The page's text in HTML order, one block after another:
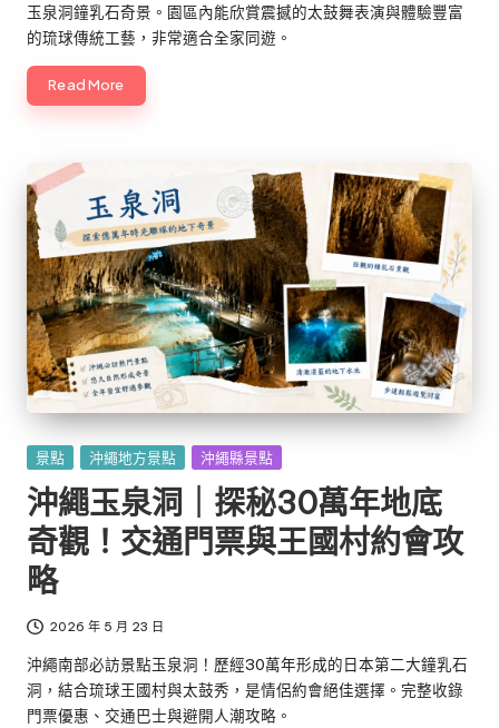
玉泉洞鐘乳石奇景。園區內能欣賞震撼的太鼓舞表演與體驗豐富
的琉球傳統工藝，非常適合全家同遊。
Read More
Posted
景點 沖繩地方景點 沖繩縣景點
沖繩玉泉洞｜探秘30萬年地底
奇觀！交通門票與王國村約會攻
略
2026 年 5 月 23 日
沖繩南部必訪景點玉泉洞！歷經30萬年形成的日本第二大鐘乳石
洞，結合琉球王國村與太鼓秀，是情侶約會絕佳選擇。完整收錄
門票優惠、交通巴士與避開人潮攻略。